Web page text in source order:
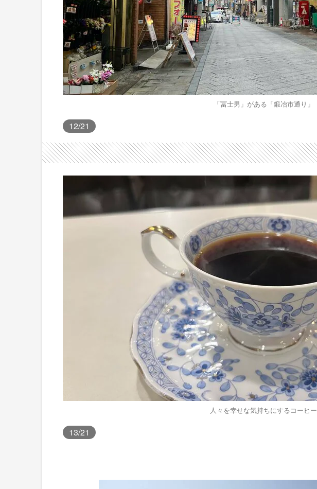
「冨士男」がある「鍛冶市通り」
12/21
人々を幸せな気持ちにするコーヒー
13/21